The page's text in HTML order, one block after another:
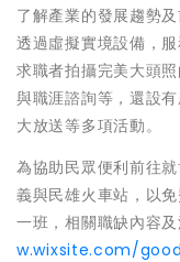
了解產業的發展趨勢
透過虛擬實境設備，
求職者拍攝完美大頭
與職涯諮詢等，還設
大放送等多項活動。
為協助民眾便利前往
義與民雄火車站，以
一班，相關職缺內容
w.wixsite.com/